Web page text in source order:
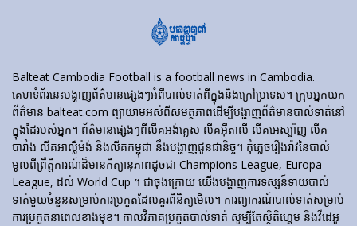
Balteat Cambodia Football is a football news in Cambodia.
គេហទំព័រ​នេះ​បង្ហាញ​ព័ត៌មាន​ផ្សេងៗ​អំពី​បាល់ទាត់​ពី​ក្នុង​និង​ក្រៅ​ប្រទេស។ ក្រុមអ្នកយក
ព័ត៌មាន balteat.com ព្យាយាមអស់ពីសមត្ថភាពដើម្បីបង្ហាញព័ត៌មានបាល់ទាត់នៅ
ក្នុងដៃរបស់អ្នក។ ព័ត៌មានផ្សេងៗពីលីគអង់គ្លេស លីគអ៊ីតាលី លីគអេស្ប៉ាញ លីគ
បារាំង លីគអាល្លឺម៉ង់ និងលីគកម្ពុជា នឹងបង្ហាញជូនជានិច្ច។ កុំភ្លេចរឿងរ៉ាវនៃបាល់
មូលពីព្រឹត្តិការណ៍ដ៏មានកិត្យានុភាពដូចជា Champions League, Europa
League, ដល់ World Cup ។ ជាចុងក្រោយ យើងបង្ហាញការទស្សន៍ទាយបាល់
ទាត់មួយចំនួនសម្រាប់ការប្រកួតដែលគួរពិនិត្យមើល។ ការព្យាករណ៍បាល់ទាត់សម្រាប់
ការប្រកួតនាពេលខាងមុខ។ កាលវិភាគប្រកួតបាល់ទាត់ សូម្បីតែស្ថិតិហ្គេម និងវីដេអូ